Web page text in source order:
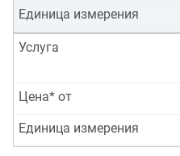
Единица измерения
Услуга
Цена* от
Единица измерения